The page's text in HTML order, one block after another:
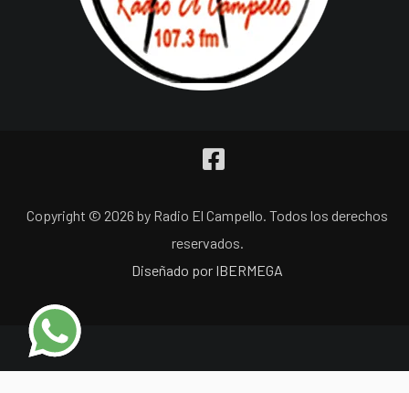
Copyright © 2026 by Radio El Campello. Todos los derechos
reservados.
Diseñado por IBERMEGA